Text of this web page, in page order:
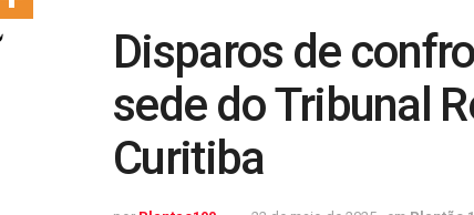
Disparos de
sede do Tribunal
Curitiba